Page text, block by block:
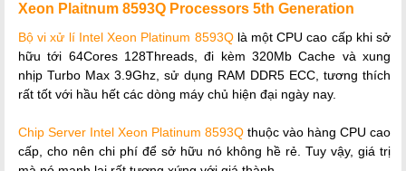
Xeon Plaitnum 8593Q Processors 5th Generation
Bộ vi xử lí Intel Xeon Platinum 8593Q là một CPU cao cấp khi sở
hữu tới 64Cores 128Threads, đi kèm 320Mb Cache và xung
nhịp Turbo Max 3.9Ghz, sử dụng RAM DDR5 ECC, tương thích
rất tốt với hầu hết các dòng máy chủ hiện đại ngày nay.
Chip Server Intel Xeon Platinum 8593Q thuộc vào hàng CPU cao
cấp, cho nên chi phí để sở hữu nó không hề rẻ. Tuy vậy, giá trị